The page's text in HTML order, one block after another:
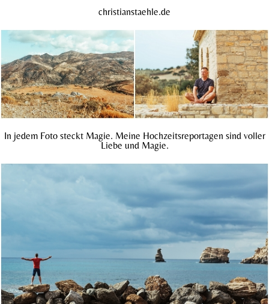
christianstaehle.de
In jedem Foto steckt Magie. Meine Hochzeitsreportagen sind voller
Liebe und Magie.